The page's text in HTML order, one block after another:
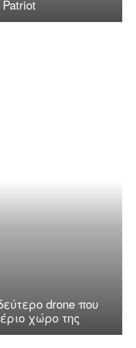
drone που
χώρο της